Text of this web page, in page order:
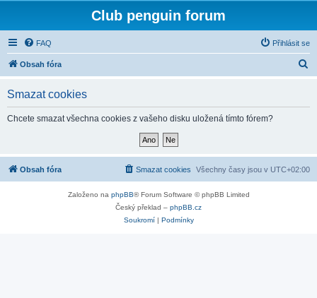
Club penguin forum
FAQ Přihlásit se
Obsah fóra
Smazat cookies
Chcete smazat všechna cookies z vašeho disku uložená tímto fórem?
Obsah fóra Všechny časy jsou v UTC+02:00
Smazat cookies
Založeno na phpBB® Forum Software © phpBB Limited
Český překlad – phpBB.cz
Soukromí| Podmínky